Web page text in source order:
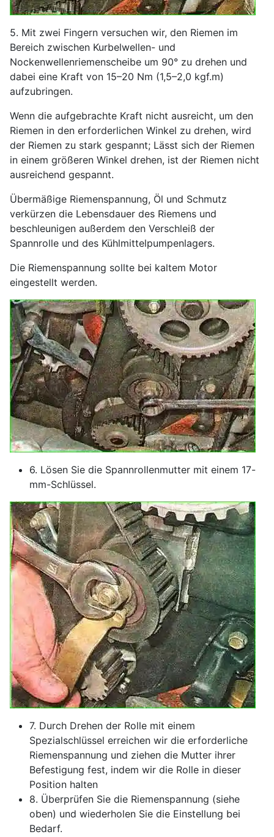
5. Mit zwei Fingern versuchen wir, den Riemen im
Bereich zwischen Kurbelwellen- und
Nockenwellenriemenscheibe um 90° zu drehen und
dabei eine Kraft von 15–20 Nm (1,5–2,0 kgf.m)
aufzubringen.
Wenn die aufgebrachte Kraft nicht ausreicht, um den
Riemen in den erforderlichen Winkel zu drehen, wird
der Riemen zu stark gespannt; Lässt sich der Riemen
in einem größeren Winkel drehen, ist der Riemen nicht
ausreichend gespannt.
Übermäßige Riemenspannung, Öl und Schmutz
verkürzen die Lebensdauer des Riemens und
beschleunigen außerdem den Verschleiß der
Spannrolle und des Kühlmittelpumpenlagers.
Die Riemenspannung sollte bei kaltem Motor
eingestellt werden.
6. Lösen Sie die Spannrollenmutter mit einem 17-
mm-Schlüssel.
7. Durch Drehen der Rolle mit einem
Spezialschlüssel erreichen wir die erforderliche
Riemenspannung und ziehen die Mutter ihrer
Befestigung fest, indem wir die Rolle in dieser
Position halten
8. Überprüfen Sie die Riemenspannung (siehe
oben) und wiederholen Sie die Einstellung bei
Bedarf.